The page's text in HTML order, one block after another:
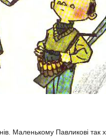
Маленькому Павликові так